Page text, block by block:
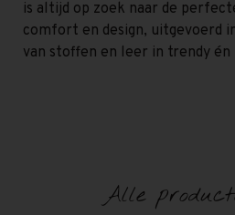
is altijd op zoek naar de
comfort en design, uitgevoerd
van stoffen en leer in trendy
Alle